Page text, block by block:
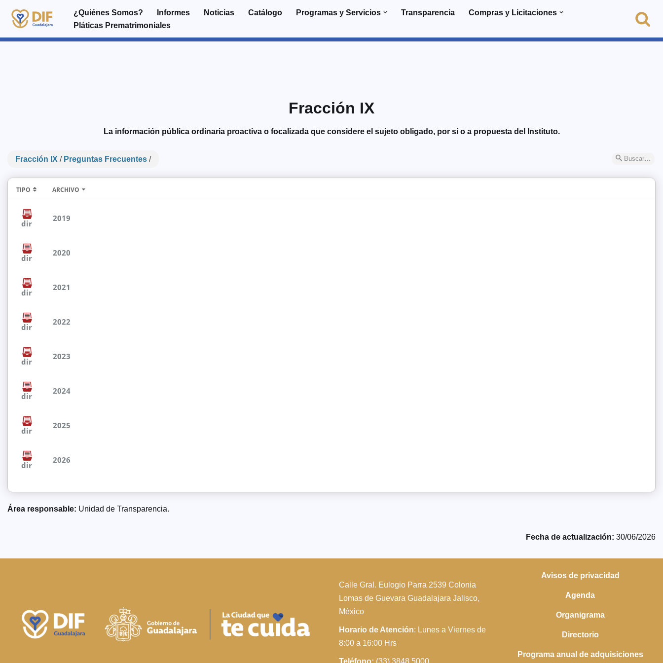
Saltar
al
¿Quiénes Somos? Informes Noticias Catálogo Programas y Servicios Transparencia
Compras y Licitaciones
Pláticas Prematrimoniales
Fracción IX
La información pública ordinaria proactiva o focalizada que considere el sujeto obligado, por sí o a propuesta del Instituto.
Fracción IX / Preguntas Frecuentes / Buscar…
TIPO ARCHIVO
dir
2019
dir
2020
dir
2021
dir
2022
dir
2023
dir
2024
dir
2025
dir
2026
Área responsable: Unidad de Transparencia.
Fecha de actualización: 30/06/2026
Calle Gral. Eulogio Parra 2539 Colonia
Lomas de Guevara Guadalajara Jalisco,
México
Horario de Atención: Lunes a Viernes de
8:00 a 16:00 Hrs
Teléfono: (33) 3848 5000
Avisos de privacidad
Agenda
Organigrama
Directorio
Programa anual de adquisiciones